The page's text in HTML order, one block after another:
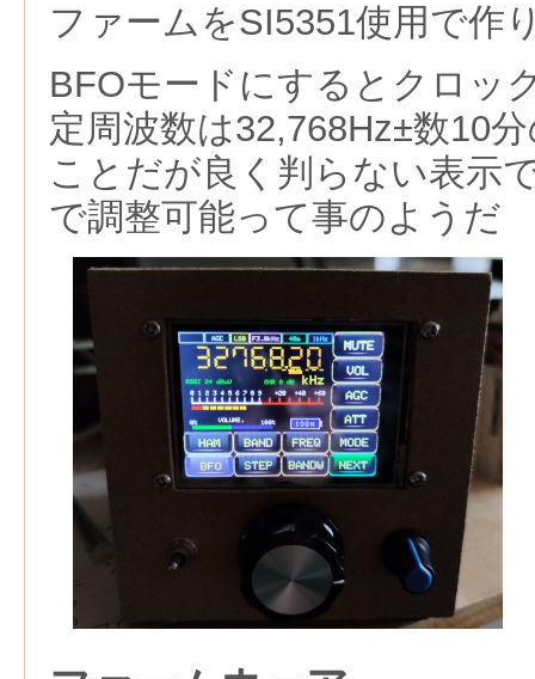
ファームをSI5351使用で作
BFOモードにするとクロッ
定周波数は32,768Hz±数10
ことだが良く判らない表示
で調整可能って事のようだ